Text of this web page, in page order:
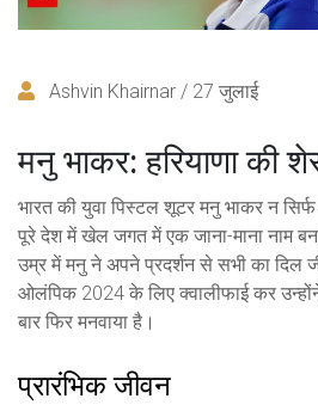
Ashvin Khairnar / 27 जुलाई
मनु भाकर: हरियाणा की
भारत की युवा पिस्टल शूटर मनु भाकर न सिर्फ
पूरे देश में खेल जगत में एक जाना-माना नाम
उम्र में मनु ने अपने प्रदर्शन से सभी का दिल
ओलंपिक 2024 के लिए क्वालीफाई कर
बार फिर मनवाया है।
प्रारंभिक जीवन